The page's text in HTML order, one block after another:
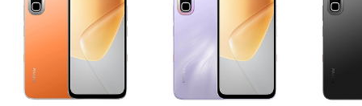
IP69K High Durability
Tahan air dan debu dengan standar tinggi serta
kelas militer.
Spesifikasi Produk :